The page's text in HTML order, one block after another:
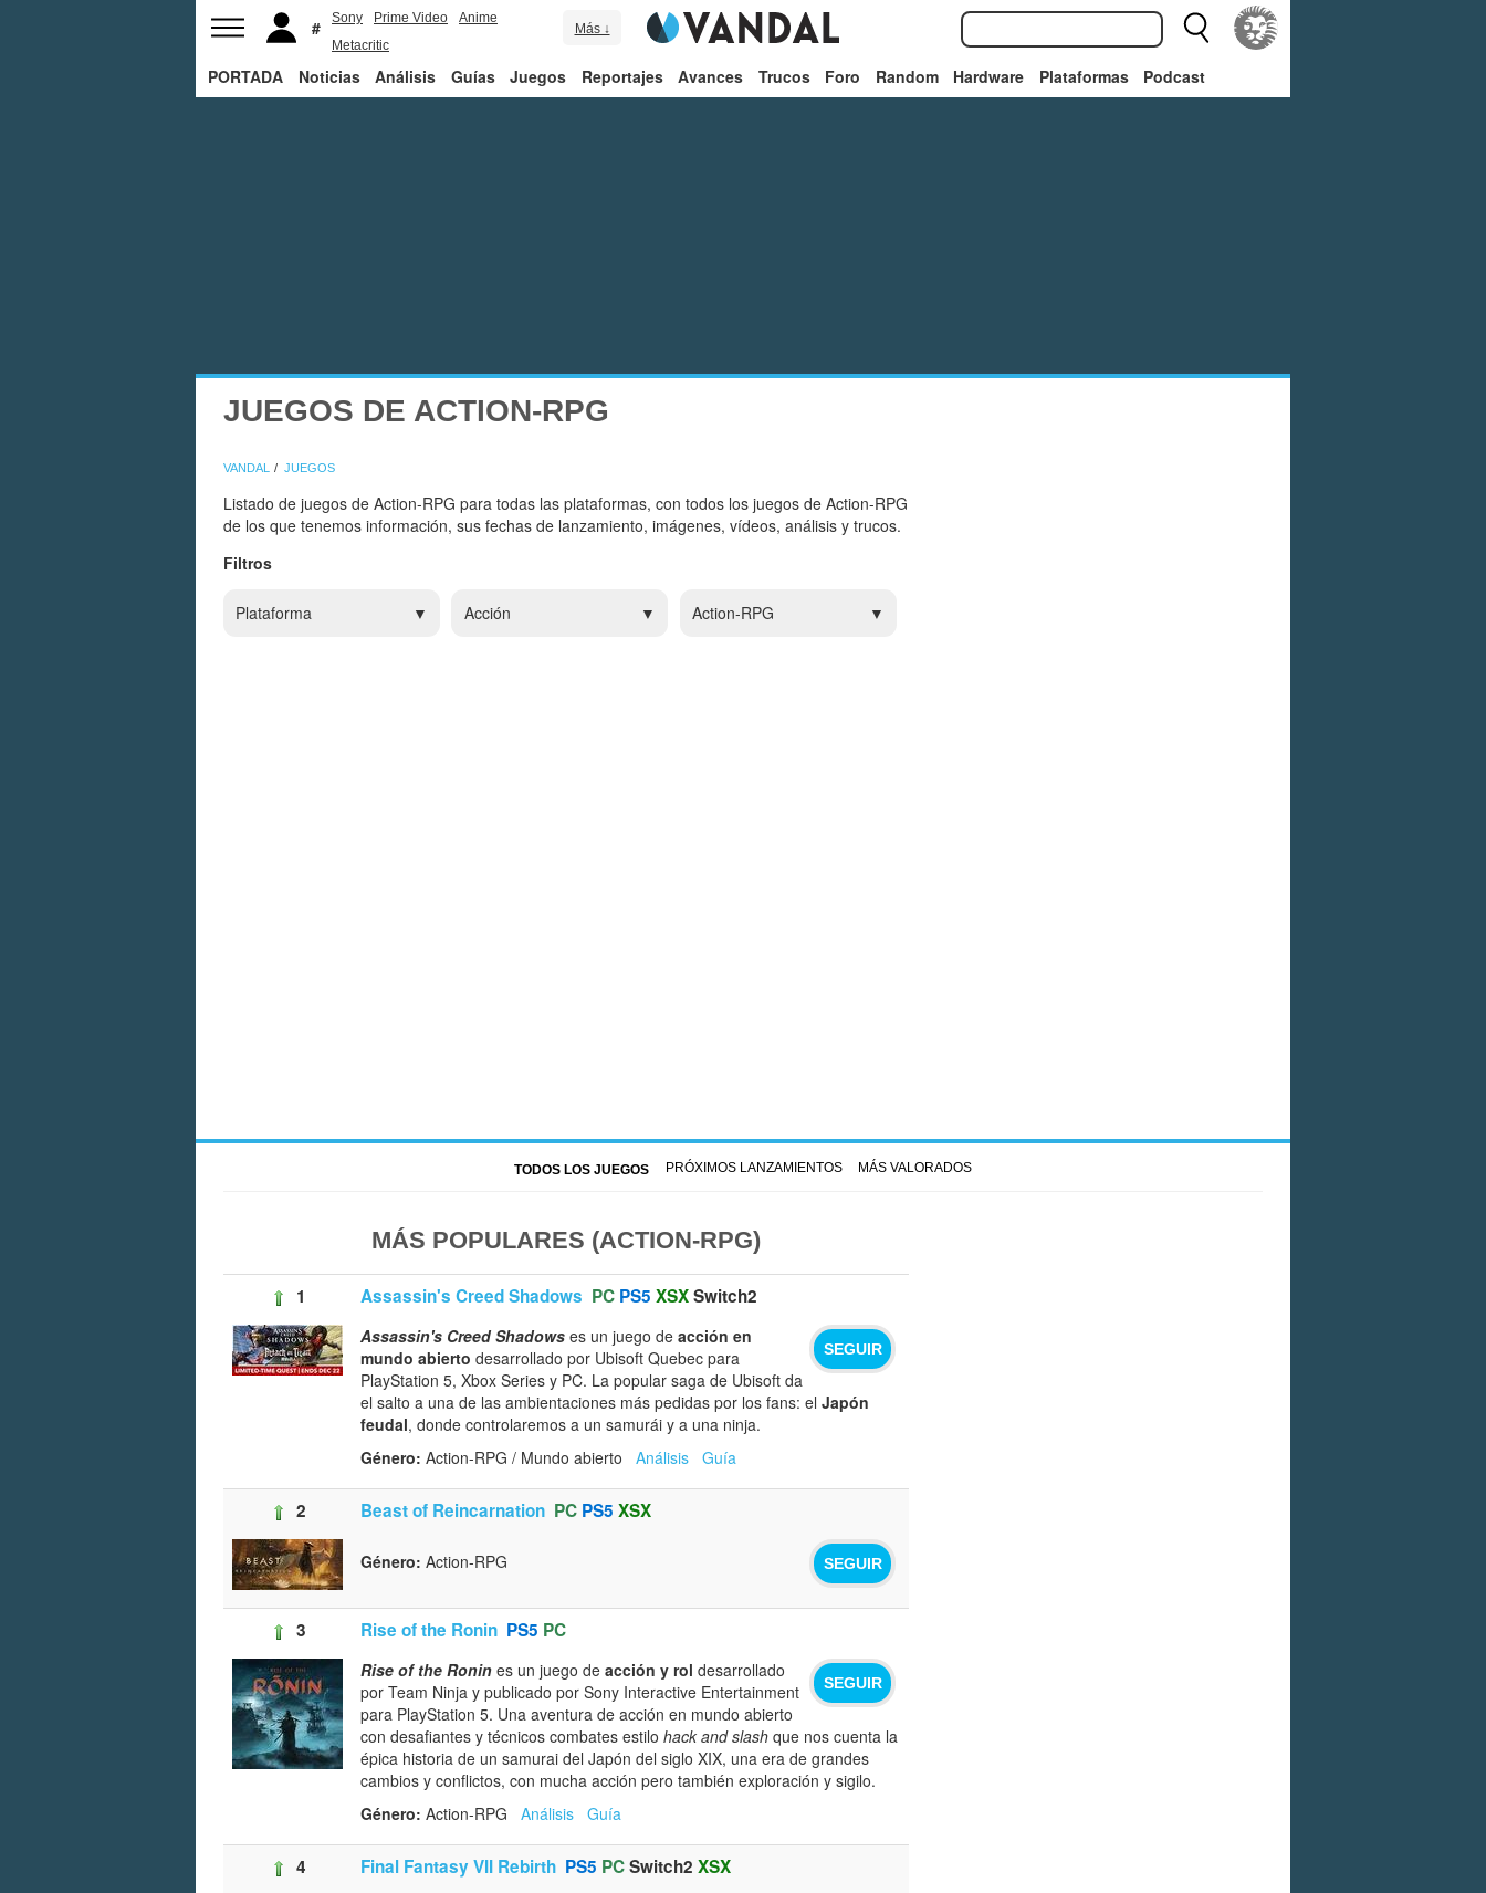
Sony Prime Video
Anime
Metacritic
Más ↓
PORTADA Noticias Análisis Guías Juegos Reportajes Avances Trucos Foro Random Hardware Plataformas Podcast
JUEGOS DE ACTION-RPG
VANDAL JUEGOS
Listado de juegos de Action-RPG para todas las plataformas, con todos los juegos de Action-RPG
de los que tenemos información, sus fechas de lanzamiento, imágenes, vídeos, análisis y trucos.
Filtros
Plataforma Acción Action-RPG
TODOS LOS JUEGOS PRÓXIMOS LANZAMIENTOS MÁS VALORADOS
MÁS POPULARES (ACTION-RPG)
1 Assassin's Creed Shadows PC PS5 XSXSwitch2
SEGUIR
Assassin's Creed Shadows es un juego de acción en
mundo abierto desarrollado por Ubisoft Quebec para
PlayStation 5, Xbox Series y PC. La popular saga de Ubisoft da
el salto a una de las ambientaciones más pedidas por los fans: el Japón
feudal, donde controlaremos a un samurái y a una ninja.
Género: Action-RPG / Mundo abierto Análisis Guía
2 Beast of Reincarnation PC PS5 XSX
SEGUIR
Género: Action-RPG
3 Rise of the Ronin PS5 PC
SEGUIR
Rise of the Ronin es un juego de acción y rol desarrollado
por Team Ninja y publicado por Sony Interactive Entertainment
para PlayStation 5. Una aventura de acción en mundo abierto
con desafiantes y técnicos combates estilo hack and slash que nos cuenta la
épica historia de un samurai del Japón del siglo XIX, una era de grandes
cambios y conflictos, con mucha acción pero también exploración y sigilo.
Género: Action-RPG Análisis Guía
4 Final Fantasy VII Rebirth PS5 PCSwitch2 XSX